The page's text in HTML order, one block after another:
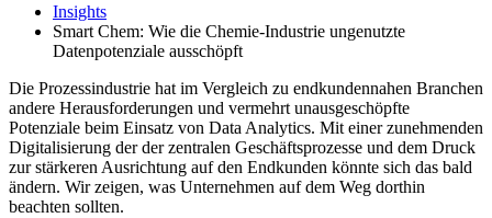
Insights
Smart Chem: Wie die Chemie-Industrie ungenutzte
Datenpotenziale ausschöpft
Die Prozessindustrie hat im Vergleich zu endkundennahen Branchen
andere Herausforderungen und vermehrt unausgeschöpfte
Potenziale beim Einsatz von Data Analytics. Mit einer zunehmenden
Digitalisierung der der zentralen Geschäftsprozesse und dem Druck
zur stärkeren Ausrichtung auf den Endkunden könnte sich das bald
ändern. Wir zeigen, was Unternehmen auf dem Weg dorthin
beachten sollten.